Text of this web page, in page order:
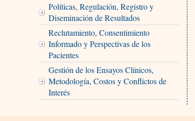
Políticas, Regulación, Registro y
Diseminación de Resultados
Reclutamiento, Consentimiento
Informado y Perspectivas de los
Pacientes
Gestión de los Ensayos Clínicos,
Metodología, Costos y Conflictos de
Interés